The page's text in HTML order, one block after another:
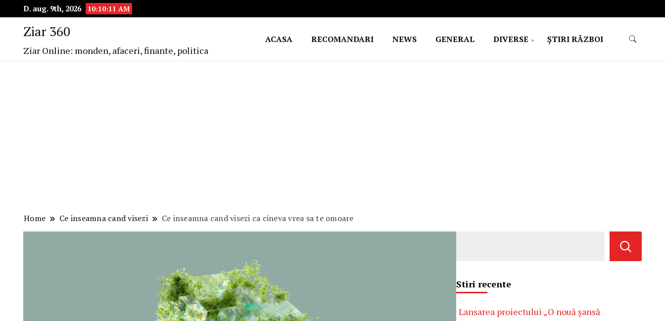
D. aug. 9th, 2026 10:10:12 AM
Ziar 360
Ziar Online: monden, afaceri, finante, politica
ACASA RECOMANDARI NEWS GENERAL DIVERSE ŞTIRI RĂZBOI
Home Ce inseamna cand visezi Ce inseamna cand visezi ca cineva vrea sa te omoare
Stiri recente
Lansarea proiectului „O nouă șansă